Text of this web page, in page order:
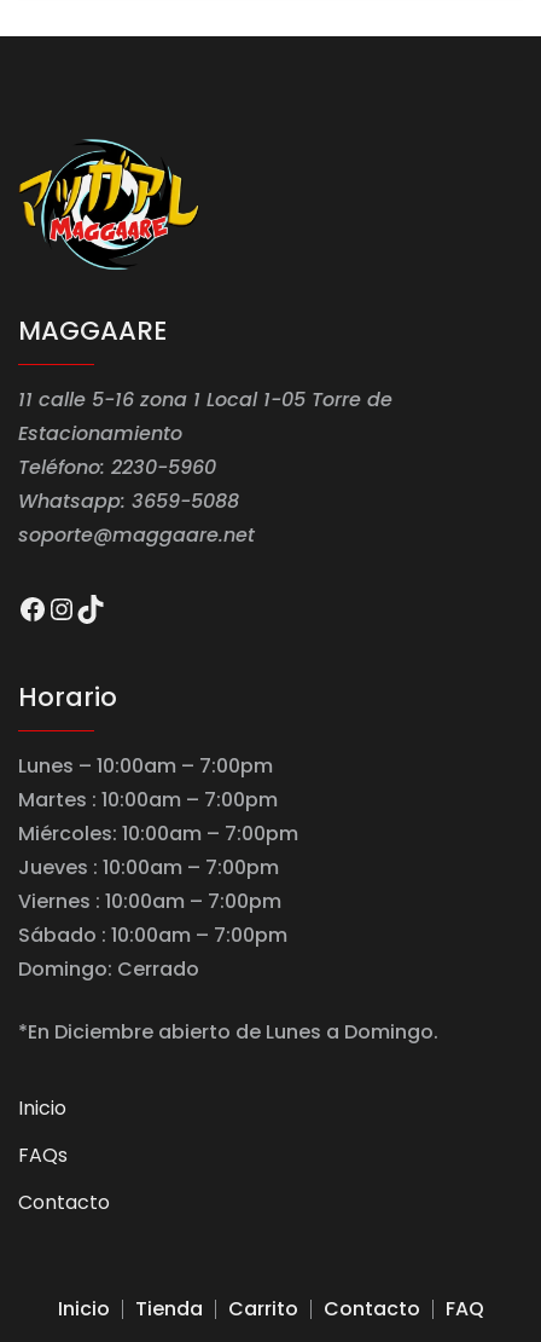
MAGGAARE
11 calle 5-16 zona 1 Local 1-05 Torre de
Estacionamiento
Teléfono: 2230-5960
Whatsapp: 3659-5088
soporte@maggaare.net
Facebook
Instagram
TikTok
Horario
Lunes – 10:00am – 7:00pm
Martes : 10:00am – 7:00pm
Miércoles: 10:00am – 7:00pm
Jueves : 10:00am – 7:00pm
Viernes : 10:00am – 7:00pm
Sábado : 10:00am – 7:00pm
Domingo: Cerrado
*En Diciembre abierto de Lunes a Domingo.
Inicio
FAQs
Contacto
Inicio Tienda Carrito Contacto FAQ